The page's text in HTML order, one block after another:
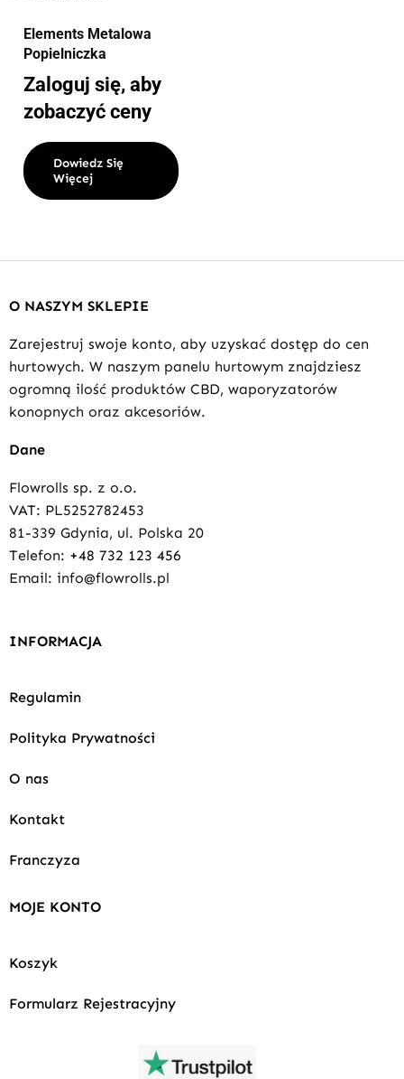
Elements Metalowa
Popielniczka
Zaloguj się, aby
zobaczyć ceny
Dowiedz Się
Więcej
O NASZYM SKLEPIE
Zarejestruj swoje konto, aby uzyskać dostęp do cen
hurtowych. W naszym panelu hurtowym znajdziesz
ogromną ilość produktów CBD, waporyzatorów
konopnych oraz akcesoriów.
Dane
Flowrolls sp. z o.o.
VAT: PL5252782453
81-339 Gdynia, ul. Polska 20
Telefon: +48 732 123 456
Email: info@flowrolls.pl
INFORMACJA
Regulamin
Polityka Prywatności
O nas
Kontakt
Franczyza
MOJE KONTO
Koszyk
Formularz Rejestracyjny